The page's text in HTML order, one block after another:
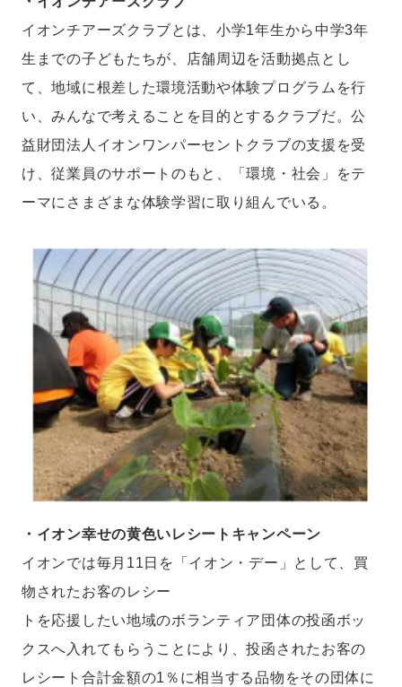
イオンチアーズクラブとは、小学1年生から中学3年
生までの子どもたちが、店舗周辺を活動拠点とし
て、地域に根差した環境活動や体験プログラムを行
い、みんなで考えることを目的とするクラブだ。公
益財団法人イオンワンパーセントクラブの支援を受
け、従業員のサポートのもと、「環境・社会」をテ
ーマにさまざまな体験学習に取り組んでいる。
・イオン幸せの黄色いレシートキャンペーン
イオンでは毎月11日を「イオン・デー」として、買
物されたお客のレシー
トを応援したい地域のボランティア団体の投函ボッ
クスへ入れてもらうことにより、投函されたお客の
レシート合計金額の1％に相当する品物をその団体に